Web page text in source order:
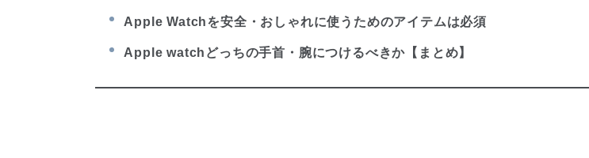
Apple Watchを安全・おしゃれに使うためのアイテムは必須
Apple watchどっちの手首・腕につけるべきか【まとめ】